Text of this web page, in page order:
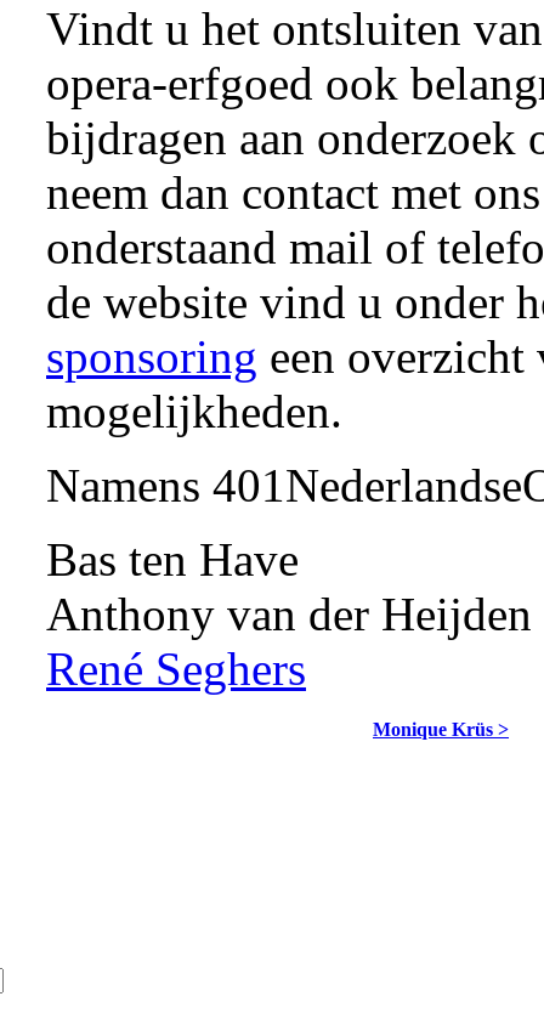
Vindt u het ontsluiten
opera-erfgoed ook
bijdragen aan onderzoek
neem dan contact met
onderstaand mail of
de website vind u onder
sponsoring een overzicht
mogelijkheden.
Namens
Bas ten Have
Anthony van der Heijden
René Seghers
Monique Krüs >